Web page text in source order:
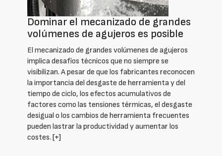
Dominar el mecanizado de grandes
volúmenes de agujeros es posible
El mecanizado de grandes volúmenes de agujeros
implica desafíos técnicos que no siempre se
visibilizan. A pesar de que los fabricantes reconocen
la importancia del desgaste de herramienta y del
tiempo de ciclo, los efectos acumulativos de
factores como las tensiones térmicas, el desgaste
desigual o los cambios de herramienta frecuentes
pueden lastrar la productividad y aumentar los
costes. [+]